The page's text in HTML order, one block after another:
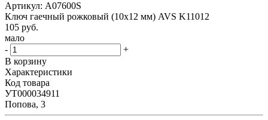
Артикул: A07600S
Ключ гаечный рожковый (10х12 мм) AVS K11012
105 руб.
мало
-
+
В корзину
Характеристики
Код товара
УТ000034911
Попова, 3